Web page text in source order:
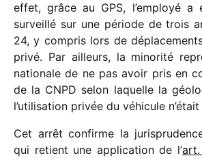
effet, grâce au GPS, l’employé a
surveillé sur une période de trois
24, y compris lors de
privé. Par ailleurs, la mino­rité
natio­nale de ne pas avoir pris en
de la CNPD selon laquelle la
l’utilisation privée du véhi­cule
Cet arrêt confirme la
qui retient une appli­ca­tion de l’